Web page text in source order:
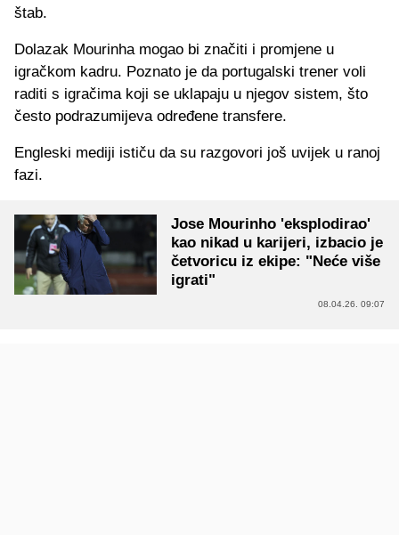
štab.
Dolazak Mourinha mogao bi značiti i promjene u
igračkom kadru. Poznato je da portugalski trener voli
raditi s igračima koji se uklapaju u njegov sistem, što
često podrazumijeva određene transfere.
Engleski mediji ističu da su razgovori još uvijek u ranoj
fazi.
Jose Mourinho 'eksplodirao'
kao nikad u karijeri, izbacio je
četvoricu iz ekipe: "Neće više
igrati"
08.04.26. 09:07